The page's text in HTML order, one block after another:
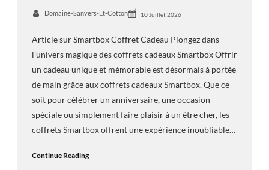
Domaine-Sanvers-Et-Cotton 10 Juillet 2026
Article sur Smartbox Coffret Cadeau Plongez dans
l’univers magique des coffrets cadeaux Smartbox Offrir
un cadeau unique et mémorable est désormais à portée
de main grâce aux coffrets cadeaux Smartbox. Que ce
soit pour célébrer un anniversaire, une occasion
spéciale ou simplement faire plaisir à un être cher, les
coffrets Smartbox offrent une expérience inoubliable…
Continue Reading